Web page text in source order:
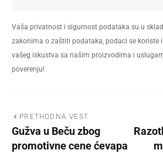
Vaša privatnost i sigurnost podataka su u
zakonima o zaštiti podataka, podaci se koriste
vašeg iskustva sa našim proizvodima i
poverenju!
PRETHODNA VEST
Gužva u Beču zbog
promotivne cene ćevapa